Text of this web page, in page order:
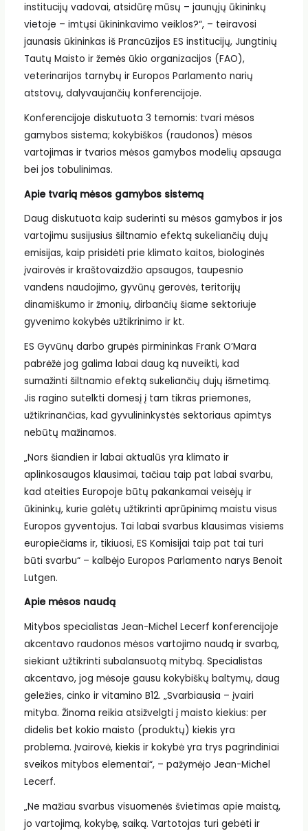
institucijų vadovai, atsidūrę mūsų – jaunųjų ūkininkų
vietoje – imtųsi ūkininkavimo veiklos?“, – teiravosi
jaunasis ūkininkas iš Prancūzijos ES institucijų, Jungtinių
Tautų Maisto ir žemės ūkio organizacijos (FAO),
veterinarijos tarnybų ir Europos Parlamento narių
atstovų, dalyvaujančių konferencijoje.
Konferencijoje diskutuota 3 temomis: tvari mėsos
gamybos sistema; kokybiškos (raudonos) mėsos
vartojimas ir tvarios mėsos gamybos modelių apsauga
bei jos tobulinimas.
Apie tvarią mėsos gamybos sistemą
Daug diskutuota kaip suderinti su mėsos gamybos ir jos
vartojimu susijusius šiltnamio efektą sukeliančių dujų
emisijas, kaip prisidėti prie klimato kaitos, biologinės
įvairovės ir kraštovaizdžio apsaugos, taupesnio
vandens naudojimo, gyvūnų gerovės, teritorijų
dinamiškumo ir žmonių, dirbančių šiame sektoriuje
gyvenimo kokybės užtikrinimo ir kt.
ES Gyvūnų darbo grupės pirmininkas Frank O’Mara
pabrėžė jog galima labai daug ką nuveikti, kad
sumažinti šiltnamio efektą sukeliančių dujų išmetimą.
Jis ragino sutelkti domesį į tam tikras priemones,
užtikrinančias, kad gyvulininkystės sektoriaus apimtys
nebūtų mažinamos.
„Nors šiandien ir labai aktualūs yra klimato ir
aplinkosaugos klausimai, tačiau taip pat labai svarbu,
kad ateities Europoje būtų pakankamai veisėjų ir
ūkininkų, kurie galėtų užtikrinti aprūpinimą maistu visus
Europos gyventojus. Tai labai svarbus klausimas visiems
europiečiams ir, tikiuosi, ES Komisijai taip pat tai turi
būti svarbu“ – kalbėjo Europos Parlamento narys Benoit
Lutgen.
Apie mėsos naudą
Mitybos specialistas Jean-Michel Lecerf konferencijoje
akcentavo raudonos mėsos vartojimo naudą ir svarbą,
siekiant užtikrinti subalansuotą mitybą. Specialistas
akcentavo, jog mėsoje gausu kokybiškų baltymų, daug
geležies, cinko ir vitamino B12. „Svarbiausia – įvairi
mityba. Žinoma reikia atsižvelgti į maisto kiekius: per
didelis bet kokio maisto (produktų) kiekis yra
problema. Įvairovė, kiekis ir kokybė yra trys pagrindiniai
sveikos mitybos elementai“, – pažymėjo Jean-Michel
Lecerf.
„Ne mažiau svarbus visuomenės švietimas apie maistą,
jo vartojimą, kokybę, saiką. Vartotojas turi gebėti ir